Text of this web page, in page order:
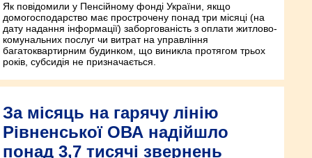
Як повідомили у Пенсійному фонді України, якщо
домогосподарство має прострочену понад три місяці (на
дату надання інформації) заборгованість з оплати житлово-
комунальних послуг чи витрат на управління
багатоквартирним будинком, що виникла протягом трьох
років, субсидія не призначається.
За місяць на гарячу лінію
Рівненської ОВА надійшло
понад 3,7 тисячі звернень